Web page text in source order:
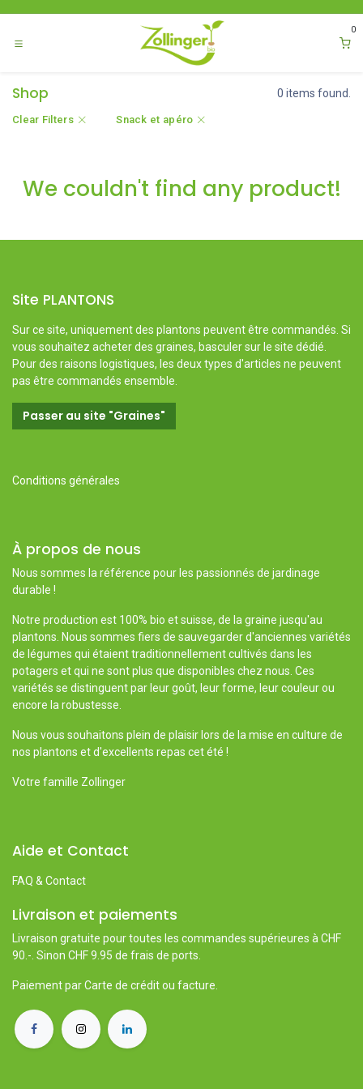
0
Shop 0 items found.
Clear Filters Snack et apéro
We couldn't find any product!
Site PLANTONS
Sur ce site, uniquement des plantons peuvent être commandés. Si
vous souhaitez acheter des graines, basculer sur le site dédié.
Pour des raisons logistiques, les deux types d'articles ne peuvent
pas être commandés ensemble.
Passer au site "Graines"
Conditions générales
À propos de nous
Nous sommes la référence pour les passionnés de jardinage
durable !
Notre production est 100% bio et suisse, de la graine jusqu'au
plantons. Nous sommes fiers de sauvegarder d'anciennes variétés
de légumes qui étaient traditionnellement cultivés dans les
potagers et qui ne sont plus que disponibles chez nous. Ces
variétés se distinguent par leur goût, leur forme, leur couleur ou
encore la robustesse.
Nous vous souhaitons plein de plaisir lors de la mise en culture de
nos plantons et d'excellents repas cet été !
Votre famille Zollinger
Aide et Contact
FAQ & Contact
Livraison et paiements
Livraison gratuite pour toutes les commandes supérieures à CHF
90.-. Sinon CHF 9.95 de frais de ports.
Paiement par Carte de crédit ou facture.